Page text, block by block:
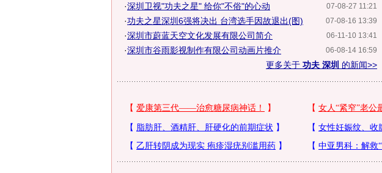
07-08-27 11:21
·深圳卫视"功夫之星" 给你"不俗"的心动
07-08-16 13:39
·功夫之星深圳6强将决出 台湾选手因故退出(图)
06-11-10 13:41
·深圳市蔚蓝天空文化发展有限公司简介
06-08-14 16:59
·深圳市谷雨影视制作有限公司动画片推介
更多关于 功夫 深圳 的新闻>>